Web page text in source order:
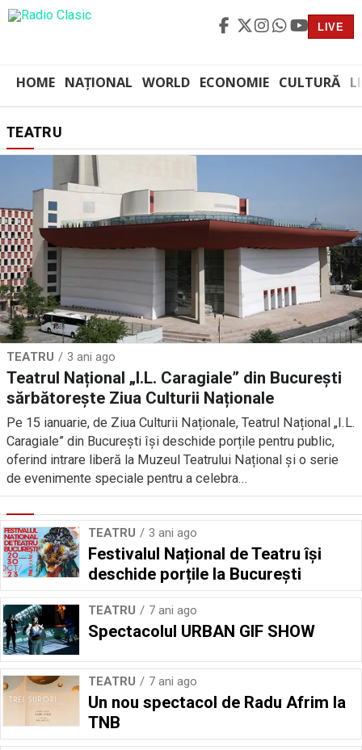
LIVE
HOME NAȚIONAL WORLD ECONOMIE CULTURĂ
TEATRU
TEATRU 3 ani ago
Teatrul Național „I.L. Caragiale” din București
sărbătorește Ziua Culturii Naționale
Pe 15 ianuarie, de Ziua Culturii Naționale, Teatrul Național „I.L.
Caragiale” din București își deschide porțile pentru public,
oferind intrare liberă la Muzeul Teatrului Național și o serie
de evenimente speciale pentru a celebra...
TEATRU 3 ani ago
Festivalul Național de Teatru își
deschide porțile la București
TEATRU 7 ani ago
Spectacolul URBAN GIF SHOW
TEATRU 7 ani ago
Un nou spectacol de Radu Afrim la
TNB